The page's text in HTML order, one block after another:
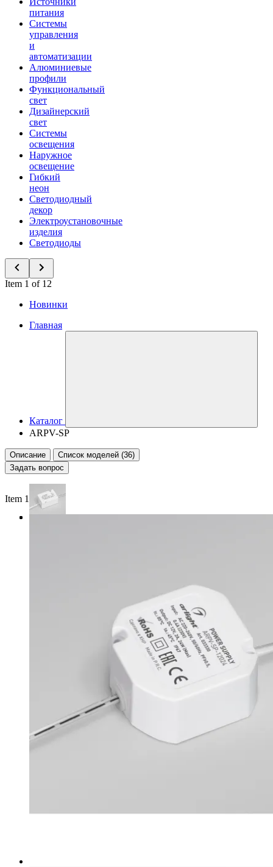
питания
Системы
управления
и
автоматизации
Алюминиевые
профили
Функциональный
свет
Дизайнерский
свет
Системы
освещения
Наружное
освещение
Гибкий
неон
Светодиодный
декор
Электроустановочные
изделия
Светодиоды
Item 1 of 12
Новинки
Главная
Каталог
ARPV-SP
Описание
Список моделей (36)
Задать вопрос
Item 1 of 3